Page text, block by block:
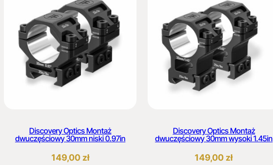
Discovery Optics Montaż
dwuczęściowy 30mm niski 0.97in
149,00 zł
Discovery Optics Montaż
dwuczęściowy 30mm wysoki 1.45in
149,00 zł